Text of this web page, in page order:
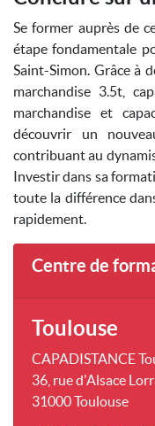
Se former auprès de
étape fondamentale
Saint-Simon. Grâce à
marchandise 3.5t,
marchandise et
découvrir un
contribuant au
Investir dans sa
toute la différence
rapidement.
Centre de
Toulouse
CAPADISTANCE
36, rue d'Alsace
31000 Toulouse